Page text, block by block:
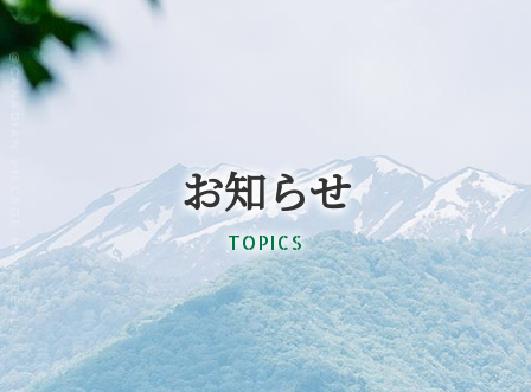
@CANADIAN VILLAGE MONTREAL お知らせ
TOPICS